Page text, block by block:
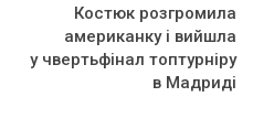
Костюк розгромила
американку і вийшла
у чвертьфінал топтурніру
в Мадриді